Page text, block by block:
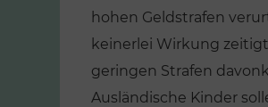
hohen Geldstrafen
keinerlei Wirkung
geringen Strafen
Ausländische Kinder